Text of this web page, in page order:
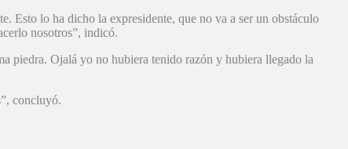
Esto lo ha dicho la expresidente, que no va a ser un obstáculo
nosotros”, indicó.
piedra. Ojalá yo no hubiera tenido razón y hubiera llegado la
concluyó.